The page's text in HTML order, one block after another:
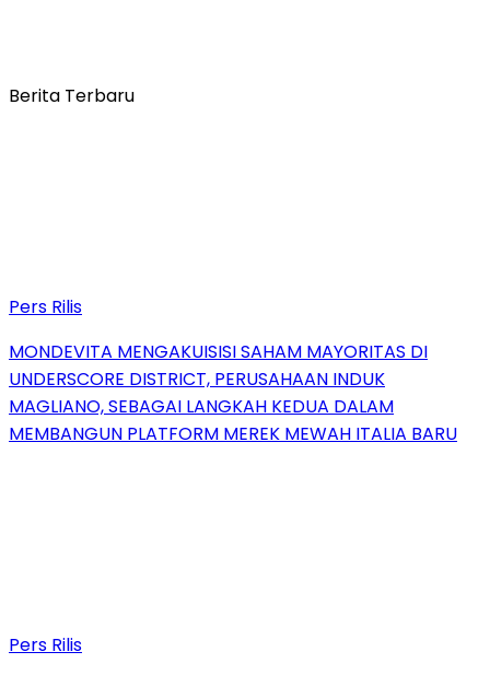
Berita Terbaru
Pers Rilis
MONDEVITA MENGAKUISISI SAHAM MAYORITAS DI
UNDERSCORE DISTRICT, PERUSAHAAN INDUK
MAGLIANO, SEBAGAI LANGKAH KEDUA DALAM
MEMBANGUN PLATFORM MEREK MEWAH ITALIA BARU
Pers Rilis